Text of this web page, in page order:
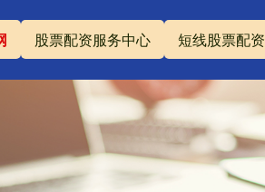
股票配资服务中心 短线股票配资